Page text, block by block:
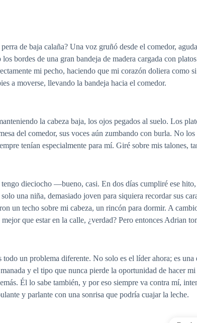
perra de baja calaña? Una voz gruñó desde el comedor,
los bordes de una gran bandeja de madera cargada con
mi pecho, haciendo que mi corazón doliera
a moverse, llevando la bandeja hacia el comedor.
la cabeza baja, los ojos pegados al suelo. Los
del comedor, sus voces aún zumbando con burla. No
tenían especialmente para mí. Giré sobre mis talones,
dieciocho —bueno, casi. En dos días cumpliré ese
una niña, demasiado joven para siquiera recordar sus
un techo sobre mi cabeza, un rincón para dormir. A
que estar en la calle, ¿verdad? Pero entonces Adrian
un problema diferente. No solo es el líder ahora; es
y el tipo que nunca pierde la oportunidad de hacer
Él lo sabe también, y por eso siempre va contra mí,
y parlante con una sonrisa que podría cuajar la leche.